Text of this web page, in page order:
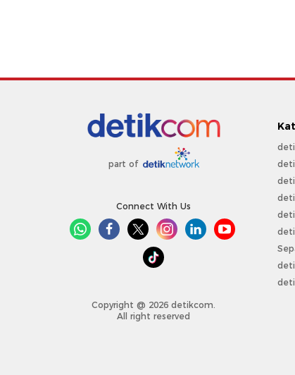
part of
Connect With Us
Copyright @ 2026 detikcom.
All right reserved